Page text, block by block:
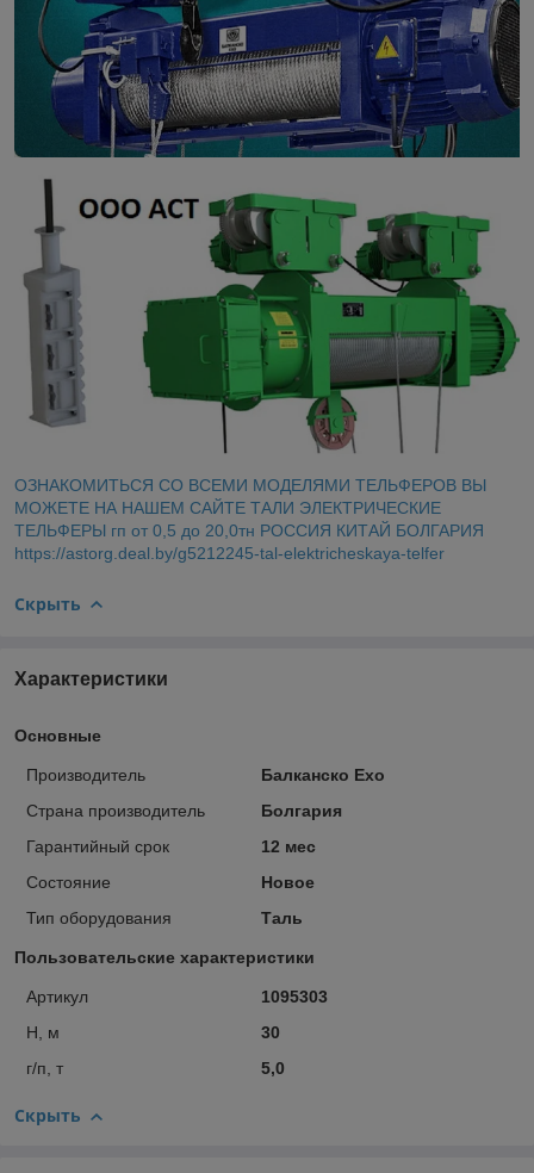
ОЗНАКОМИТЬСЯ СО ВСЕМИ МОДЕЛЯМИ ТЕЛЬФЕРОВ ВЫ
МОЖЕТЕ НА НАШЕМ САЙТЕ ТАЛИ ЭЛЕКТРИЧЕСКИЕ
ТЕЛЬФЕРЫ гп от 0,5 до 20,0тн РОССИЯ КИТАЙ БОЛГАРИЯ
https://astorg.deal.by/g5212245-tal-elektricheskaya-telfer
Скрыть
Характеристики
Основные
Производитель
Балканско Ехо
Страна производитель
Болгария
Гарантийный срок
12 мес
Состояние
Новое
Тип оборудования
Таль
Пользовательские характеристики
Артикул
1095303
Н, м
30
г/п, т
5,0
Скрыть